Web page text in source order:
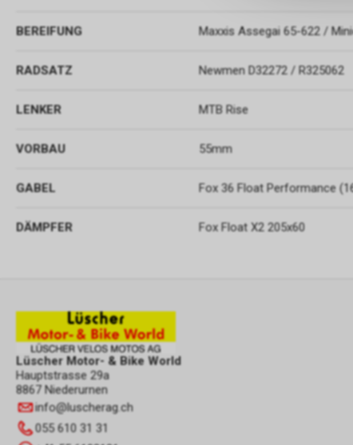
BEREIFUNG Maxxis Assegai 65-622 /
RADSATZ Newmen D32272 / R325062
LENKER MTB Rise
VORBAU 55mm
GABEL Fox 36 Float Performance
DÄMPFER Fox Float X2 205x60
Lüscher Motor- & Bike World
Hauptstrasse 29a
8867 Niederurnen
info@luscherag.ch
055 610 31 31